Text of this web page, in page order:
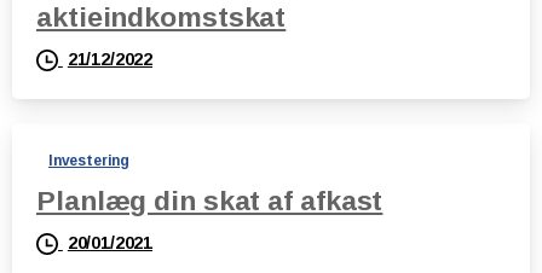
aktieindkomstskat
21/12/2022
Investering
Planlæg din skat af afkast
20/01/2021